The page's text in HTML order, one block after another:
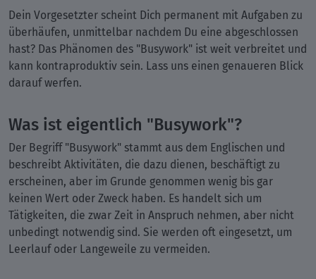
Dein Vorgesetzter scheint Dich permanent mit Aufgaben zu
überhäufen, unmittelbar nachdem Du eine abgeschlossen
hast? Das Phänomen des "Busywork" ist weit verbreitet und
kann kontraproduktiv sein. Lass uns einen genaueren Blick
darauf werfen.
Was ist eigentlich "Busywork"?
Der Begriff "Busywork" stammt aus dem Englischen und
beschreibt Aktivitäten, die dazu dienen, beschäftigt zu
erscheinen, aber im Grunde genommen wenig bis gar
keinen Wert oder Zweck haben. Es handelt sich um
Tätigkeiten, die zwar Zeit in Anspruch nehmen, aber nicht
unbedingt notwendig sind. Sie werden oft eingesetzt, um
Leerlauf oder Langeweile zu vermeiden.